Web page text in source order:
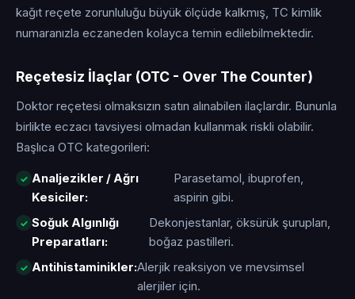
kağıt reçete zorunluluğu büyük ölçüde kalkmış, TC kimlik
numaranızla eczaneden kolayca temin edilebilmektedir.
Reçetesiz İlaçlar (OTC - Over The Counter)
Doktor reçetesi olmaksızın satın alınabilen ilaçlardır. Bununla
birlikte eczacı tavsiyesi olmadan kullanmak riskli olabilir.
Başlıca OTC kategorileri:
Analjezikler / Ağrı
Kesiciler:
Parasetamol, ibuprofen,
aspirin gibi.
Soğuk Algınlığı
Preparatları:
Dekonjestanlar, öksürük şurupları,
boğaz pastilleri.
Antihistaminikler:Alerjik reaksiyon ve mevsimsel
alerjiler için.